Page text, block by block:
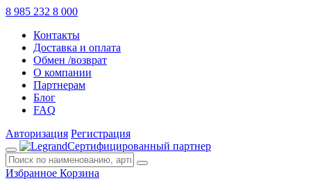
8 985 232 8 000
Контакты
Доставка и оплата
Обмен /возврат
О компании
Партнерам
Блог
FAQ
Авторизация Регистрация
Сертифицированный партнер
Избранное Корзина